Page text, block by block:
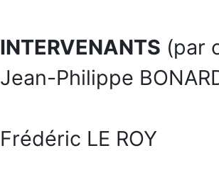
INTERVENANTS (par
Jean-Philippe
Frédéric LE ROY